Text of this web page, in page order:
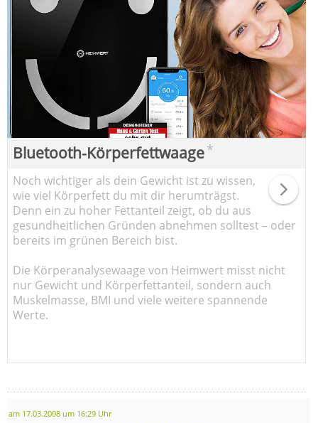
Bluetooth-Körperfettwaage*
Noch wichtiger als dein Gewicht ist zu wissen,
wie viel Körperfett du mit dir herumträgst.
Denn ein zu hoher Fettanteil zeigt, ob du aus
gesundheitlichen Gründen abnehmen solltest – oder
bereits im grünen Bereich bist.
Die Körperanalysewaage von Heimwert misst nicht
nur Gewicht und Körperfettanteil, sondern auch
Muskelmasse, BMI und viele weitere spannende
Werte.
am 17.03.2008 um 16:29 Uhr